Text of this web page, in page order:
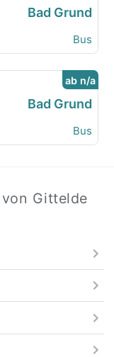
Bad Grund
Bus
ab n/a
Bad Grund
Bus
Gittelde